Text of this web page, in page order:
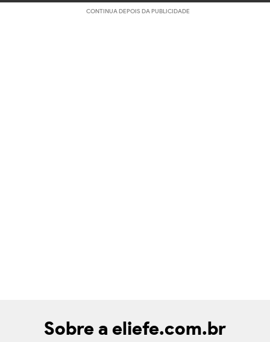
CONTINUA DEPOIS DA PUBLICIDADE
Sobre a eliefe.com.br